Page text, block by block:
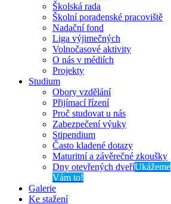
Školská rada
Školní poradenské pracoviště
Nadační fond
Liga výjimečných
Volnočasové aktivity
O nás v médiích
Projekty
Studium
Obory vzdělání
Přijímací řízení
Proč studovat u nás
Zabezpečení výuky
Stipendium
Často kladené dotazy
Maturitní a závěrečné zkoušky
Dny otevřených dveříUkážeme
Vám to!
Galerie
Ke stažení